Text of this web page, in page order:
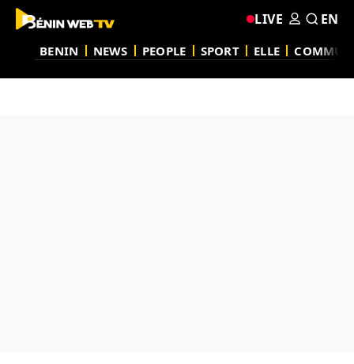
BENIN NEWS PEOPLE SPORT ELLE
LIVE EN